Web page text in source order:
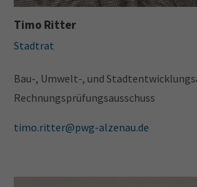
Timo Ritter
Stadtrat
Bau-, Umwelt-, und
Rechnungsprüfungsausschuss
timo.ritter@pwg-alzenau.de